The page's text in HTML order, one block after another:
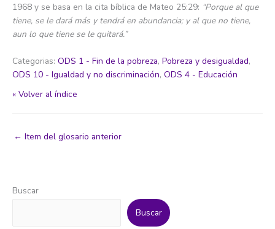
1968 y se basa en la cita bíblica de Mateo 25:29: “Porque al que
tiene, se le dará más y tendrá en abundancia; y al que no tiene,
aun lo que tiene se le quitará.”
Categorias: ODS 1 - Fin de la pobreza, Pobreza y desigualdad,
ODS 10 - Igualdad y no discriminación, ODS 4 - Educación
« Volver al índice
← Item del glosario anterior
Buscar
Buscar